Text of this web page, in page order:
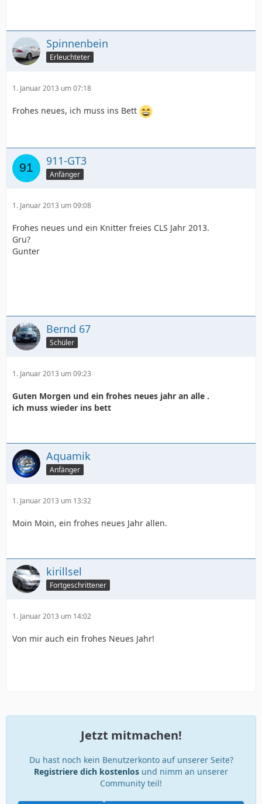
Spinnenbein
Erleuchteter
1. Januar 2013 um 07:18
Frohes neues, ich muss ins Bett
911-GT3
Anfänger
1. Januar 2013 um 09:08
Frohes neues und ein Knitter freies CLS Jahr 2013.
Gru?
Gunter
Bernd 67
Schüler
1. Januar 2013 um 09:23
Guten Morgen und ein frohes neues jahr an alle .
ich muss wieder ins bett
Aquamik
Anfänger
1. Januar 2013 um 13:32
Moin Moin, ein frohes neues Jahr allen.
kirillsel
Fortgeschrittener
1. Januar 2013 um 14:02
Von mir auch ein frohes Neues Jahr!
Jetzt mitmachen!
Du hast noch kein Benutzerkonto auf unserer Seite?
Registriere dich kostenlos und nimm an unserer
Community teil!